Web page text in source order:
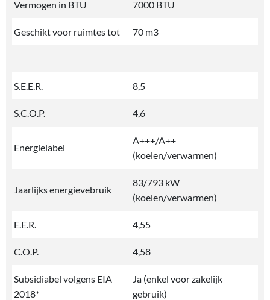
Vermogen in BTU 7000 BTU
Geschikt voor ruimtes tot 70 m3
S.E.E.R. 8,5
S.C.O.P. 4,6
Energielabel
A+++/A++
(koelen/verwarmen)
Jaarlijks energievebruik
83/793 kW
(koelen/verwarmen)
E.E.R. 4,55
C.O.P. 4,58
Subsidiabel volgens EIA
2018*
Ja (enkel voor zakelijk
gebruik)